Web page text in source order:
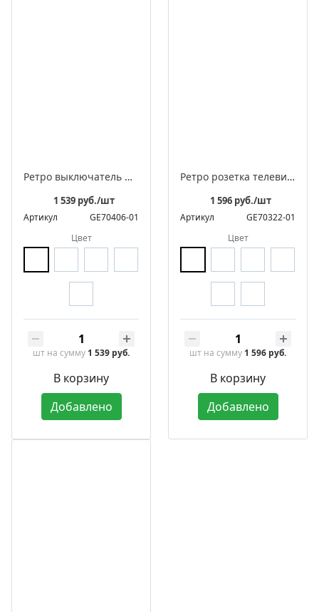
Ретро выключатель фарфоровый перекрестный, серия «Аврора»
1 539 руб./шт
Артикул
GE70406-01
Цвет
шт на сумму 1 539 руб.
В корзину
Добавлено
Ретро розетка телевизионная оконечная фарфоровая, серия "АВРОРА"
1 596 руб./шт
Артикул
GE70322-01
Цвет
шт на сумму 1 596 руб.
В корзину
Добавлено